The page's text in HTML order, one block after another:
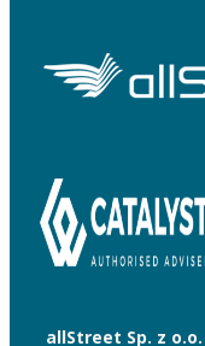
allStreet Sp. z o.o.